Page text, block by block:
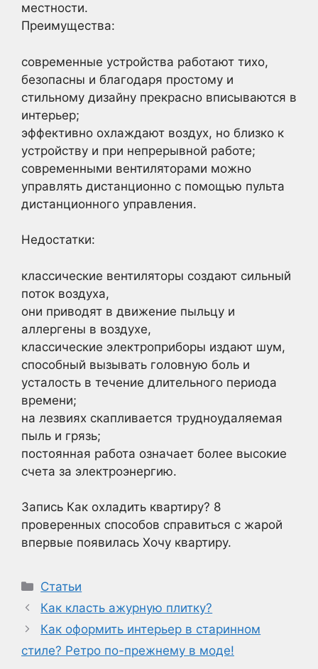
местности.
Преимущества:
современные устройства работают тихо,
безопасны и благодаря простому и
стильному дизайну прекрасно вписываются в
интерьер;
эффективно охлаждают воздух, но близко к
устройству и при непрерывной работе;
современными вентиляторами можно
управлять дистанционно с помощью пульта
дистанционного управления.
Недостатки:
классические вентиляторы создают сильный
поток воздуха,
они приводят в движение пыльцу и
аллергены в воздухе,
классические электроприборы издают шум,
способный вызывать головную боль и
усталость в течение длительного периода
времени;
на лезвиях скапливается трудноудаляемая
пыль и грязь;
постоянная работа означает более высокие
счета за электроэнергию.
Запись Как охладить квартиру? 8
проверенных способов справиться с жарой
впервые появилась Хочу квартиру.
Рубрики
Статьи
Как класть ажурную плитку?
Как оформить интерьер в старинном
стиле? Ретро по-прежнему в моде!